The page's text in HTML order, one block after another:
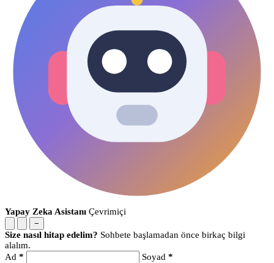
Yapay Zeka Asistanı Çevrimiçi
−
Size nasıl hitap edelim? Sohbete başlamadan önce birkaç bilgi
alalım.
Ad * Soyad *